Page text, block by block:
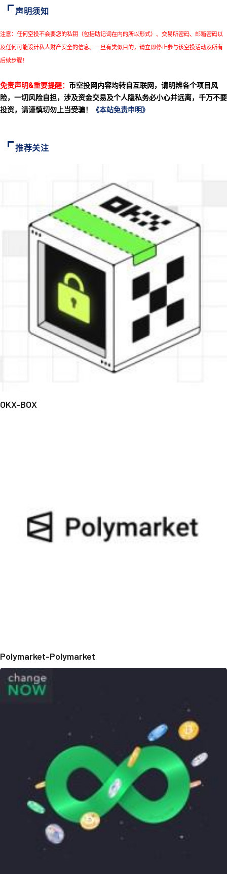
声明须知
注意：任何空投不会要您的私钥（包括助记词在内的所以形式）、交易所密码、邮箱密码以
及任何可能设计私人财产安全的信息。一旦有类似目的，请立即停止参与该空投活动及所有
后续步骤！
免责声明&重要提醒： 币空投网内容均转自互联网，请明辨各个项目风
险，一切风险自担，涉及资金交易及个人隐私务必小心并远离，千万不要
投资，请谨慎切勿上当受骗！
《本站免责申明》
推荐关注
OKX-BOX
Polymarket-Polymarket